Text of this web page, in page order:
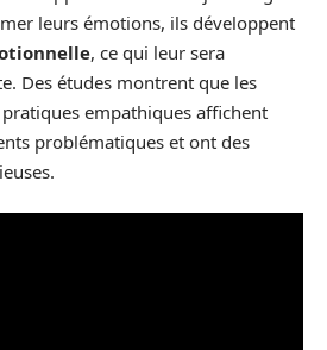
leurs émotions, ils développent
, ce qui leur sera
Des études montrent que les
empathiques affichent
problématiques et ont des